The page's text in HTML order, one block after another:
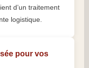
d’un traitement
logistique.
pour vos